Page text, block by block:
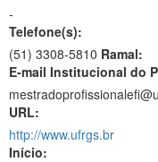
-
Telefone(s):
(51) 3308-5810 Ramal:
E-mail Institucional do
URL:
http://www.ufrgs.br
Início: